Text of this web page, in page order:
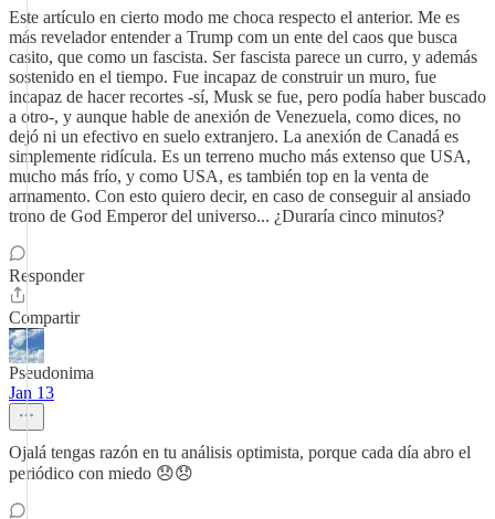
Este artículo en cierto modo me choca respecto el anterior. Me es
más revelador entender a Trump com un ente del caos que busca
casito, que como un fascista. Ser fascista parece un curro, y además
sostenido en el tiempo. Fue incapaz de construir un muro, fue
incapaz de hacer recortes -sí, Musk se fue, pero podía haber buscado
a otro-, y aunque hable de anexión de Venezuela, como dices, no
dejó ni un efectivo en suelo extranjero. La anexión de Canadá es
simplemente ridícula. Es un terreno mucho más extenso que USA,
mucho más frío, y como USA, es también top en la venta de
armamento. Con esto quiero decir, en caso de conseguir al ansiado
trono de God Emperor del universo... ¿Duraría cinco minutos?
Responder
Compartir
Pseudonima
Jan 13
Ojalá tengas razón en tu análisis optimista, porque cada día abro el
periódico con miedo 😞😞